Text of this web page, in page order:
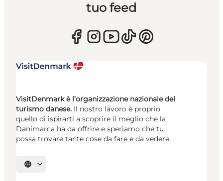
tuo feed
VisitDenmark è l’organizzazione nazionale del
turismo danese. Il nostro lavoro è proprio
quello di ispirarti a scoprire il meglio che la
Danimarca ha da offrire e speriamo che tu
possa trovare tante cose da fare e da vedere.
Seleziona la lingua